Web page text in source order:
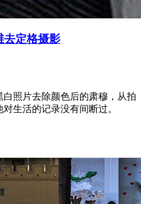
去定格摄影
照片去除颜色后的肃穆，从拍
生活的记录没有间断过。